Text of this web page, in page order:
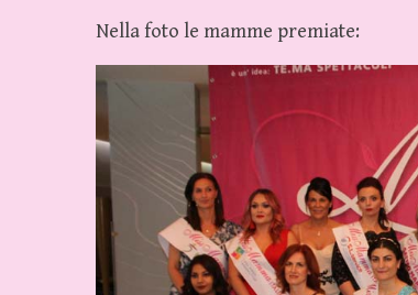
Nella foto le mamme premiate: